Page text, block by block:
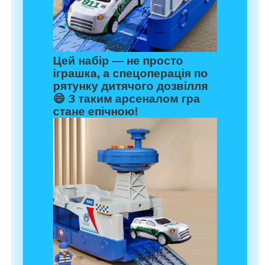
Цей набір — не просто
іграшка, а спецоперація по
рятунку дитячого дозвілля
😄 З таким арсеналом гра
стане епічною!